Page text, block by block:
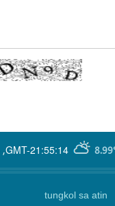
GMT-21:55:14
,
tungkol sa atin